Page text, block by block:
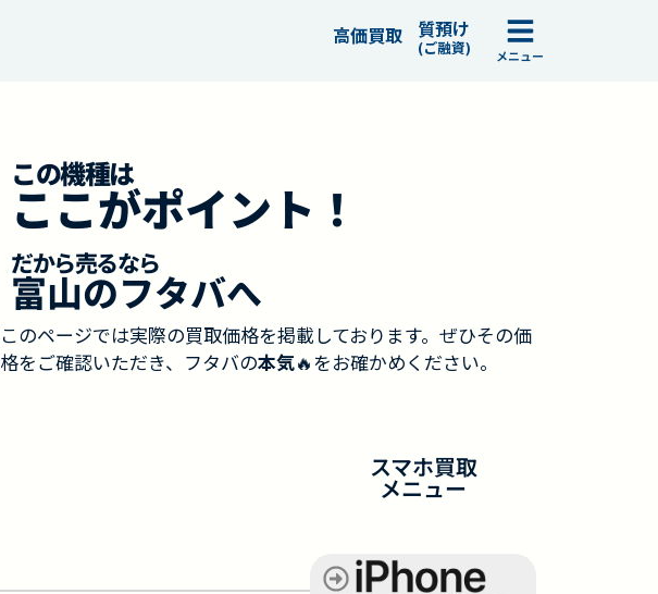
高価買取 質預け
(ご融資) メニュー
この機種は
ここがポイント！
だから売るなら
富山のフタバへ
このページでは実際の買取価格を掲載しております。ぜひその価
格をご確認いただき、フタバの本気🔥をお確かめください。
スマホ買取
メニュー